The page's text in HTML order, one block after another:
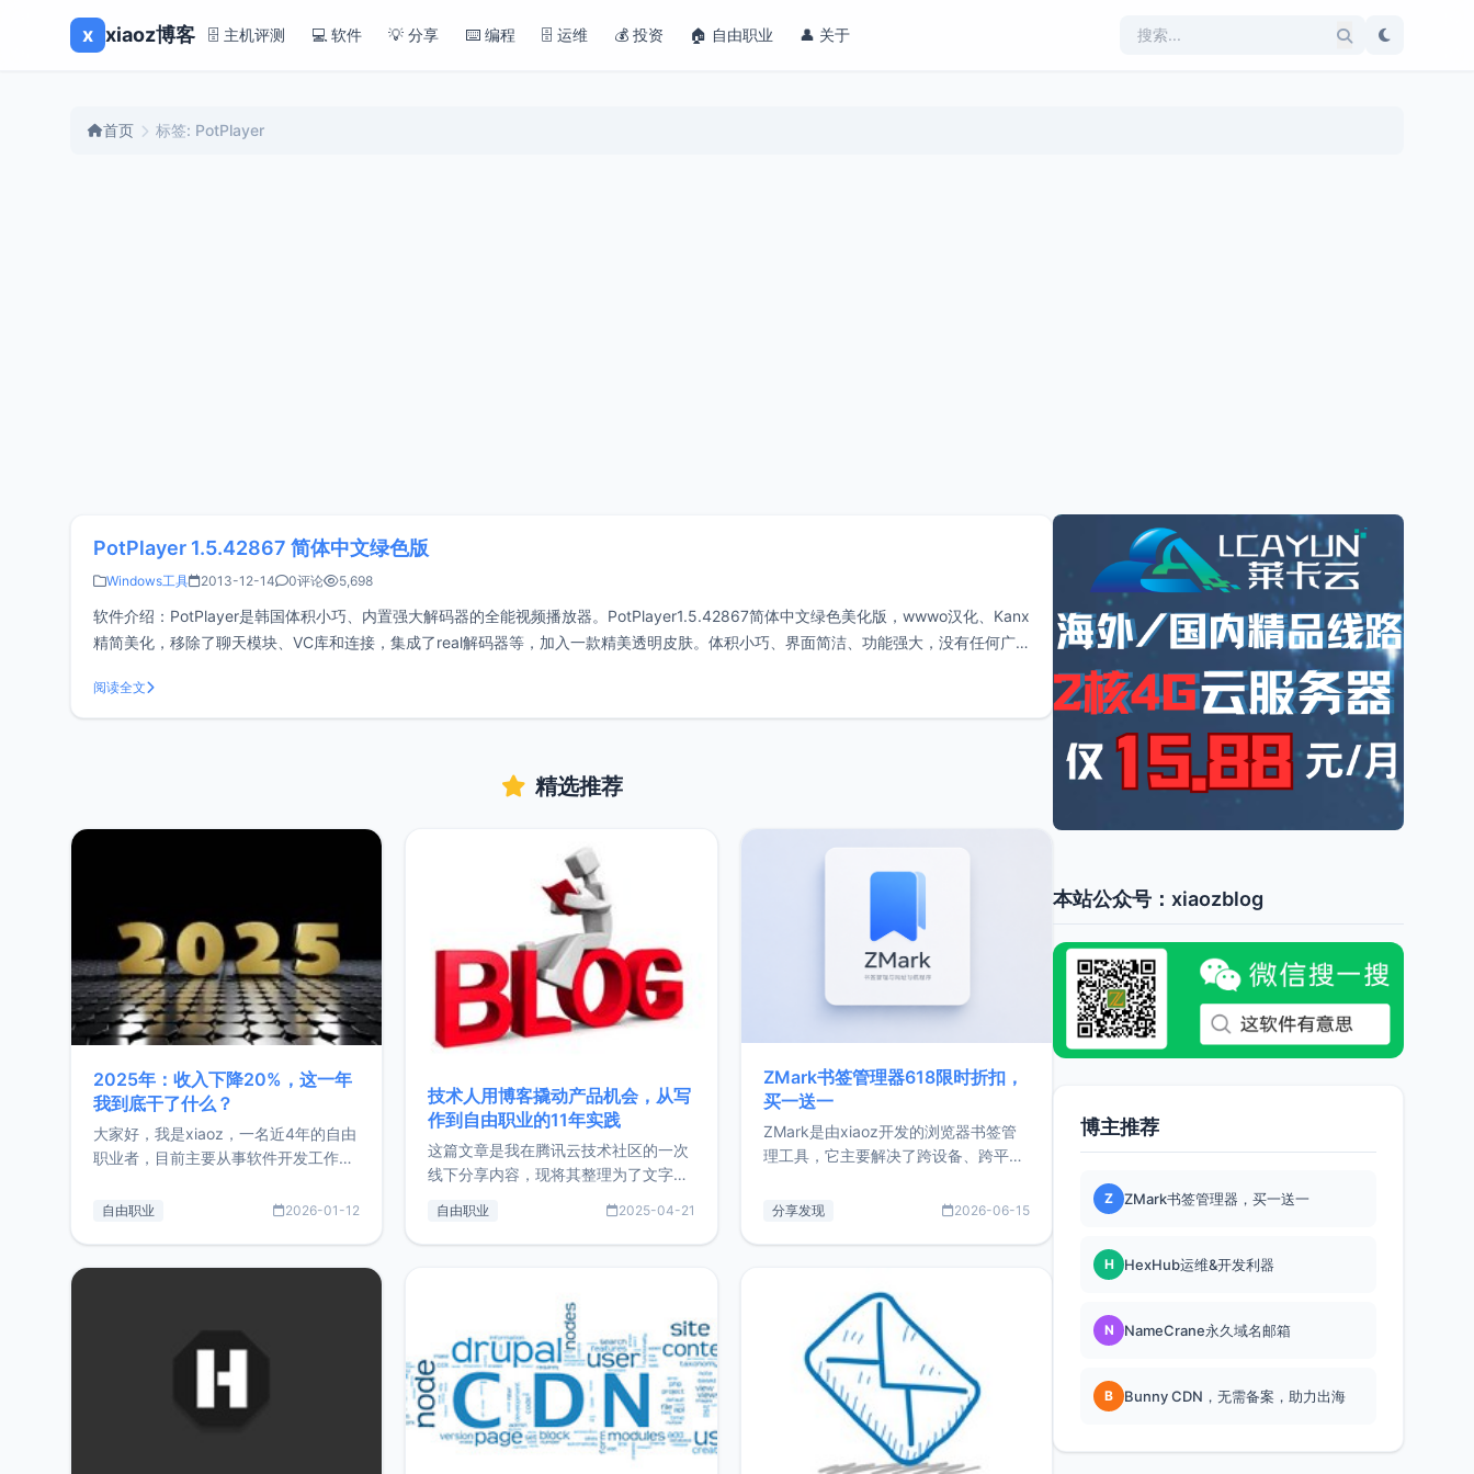
x xiaoz博客 🗄️ 主机评测 💻 软件 💡 分享 ⌨️ 编程 🗄️ 运维 💰 投资 🏠 自由职业 👤 关于
首页 标签: PotPlayer
PotPlayer 1.5.42867 简体中文绿色版
Windows工具 2013-12-14 0评论 5,698
软件介绍：PotPlayer是韩国体积小巧、内置强大解码器的全能视频播放器。PotPlayer1.5.42867简体中文绿色美化版，wwwo汉化、Kanx
精简美化，移除了聊天模块、VC库和连接，集成了real解码器等，加入一款精美透明皮肤。体积小巧、界面简洁、功能强大，没有任何广
阅读全文
精选推荐
2025年：收入下降20%，这一年
我到底干了什么？
大家好，我是xiaoz，一名近4年的自由
职业者，目前主要从事软件开发工作。
的总结，内容主要包括：工作、学习、
自由职业 2026-01-12
技术人用博客撬动产品机会，从写
作到自由职业的11年实践
这篇文章是我在腾讯云技术社区的一次
线下分享内容，现将其整理为了文字
版，分享了写博客11年来的经历，以及
通过博客过渡到做产品和走向自由职业
的一个小故事。文中还首次公开了我的
前从事服务器运维相关工作，现在已经
转自由职业3年，目前
自由职业 2025-04-21
ZMark书签管理器618限时折扣，
买一送一
ZMark是由xiaoz开发的浏览器书签管
理工具，它主要解决了跨设备、跨平
做到一处部署、随处访问。同时，它还
量级： 使用Bun + Hono.js
分享发现 2026-06-15
本站公众号：xiaozblog
博主推荐
Z ZMark书签管理器，买一送一
H HexHub运维&开发利器
N NameCrane永久域名邮箱
B Bunny CDN，无需备案，助力出海